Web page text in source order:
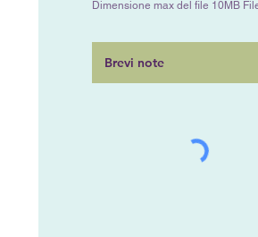
Dimensione max del file 10MB